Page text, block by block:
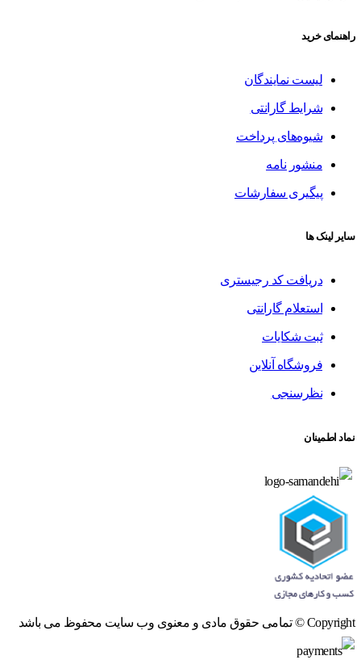
راهنمای خرید
لیست نمایندگان
شرایط گارانتی
شیوه‌های پرداخت
منشور نامه
پیگیری سفارشات
سایر لینک ها
دریافت کد رجیستری
استعلام گارانتی
ثبت شکایات
فروشگاه آنلاین
نظرسنجی
نماد اطمینان
Copyright © تمامی حقوق مادی و معنوی وب سایت محفوظ می باشد